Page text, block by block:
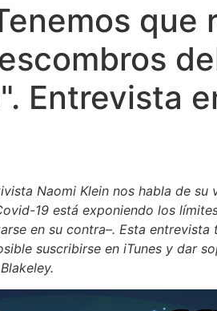
que
Entrevista
Naomi Klein nos habla de su
19 está exponiendo los
en su contra–. Esta
suscribirse en iTunes y dar